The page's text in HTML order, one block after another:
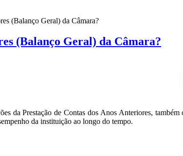
(Balanço Geral) da Câmara?
(Balanço Geral) da Câmara?
da Prestação de Contas dos Anos Anteriores,
da instituição ao longo do tempo.